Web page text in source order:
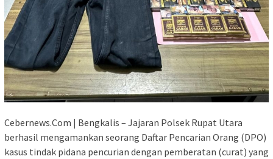
Cebernews.Com | Bengkalis – Jajaran Polsek Rupat Utara
berhasil mengamankan seorang Daftar Pencarian Orang (DPO)
kasus tindak pidana pencurian dengan pemberatan (curat) yang